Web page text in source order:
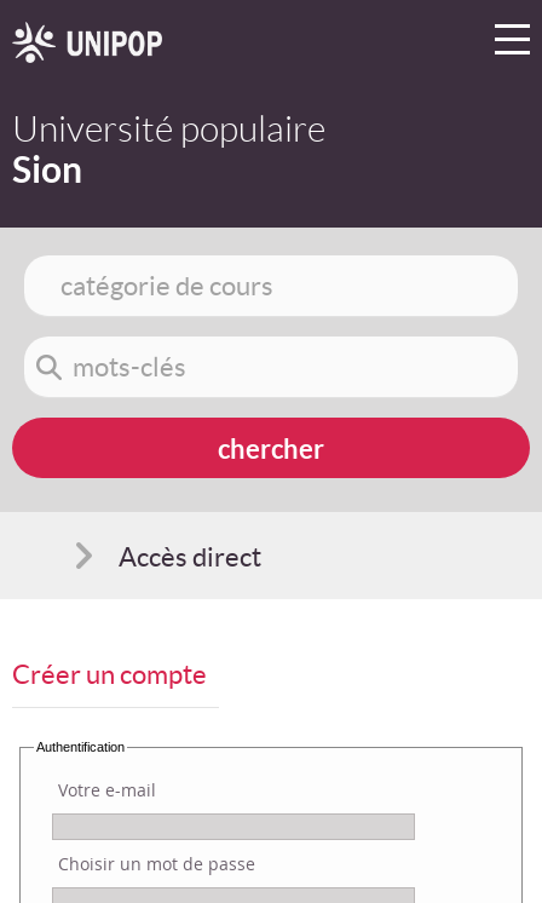
Université populaire
Sion
Accès direct
Suggestions
Bon cadeau
Programme en PDF
Créer un compte
Authentification
Votre e-mail
Choisir un mot de passe